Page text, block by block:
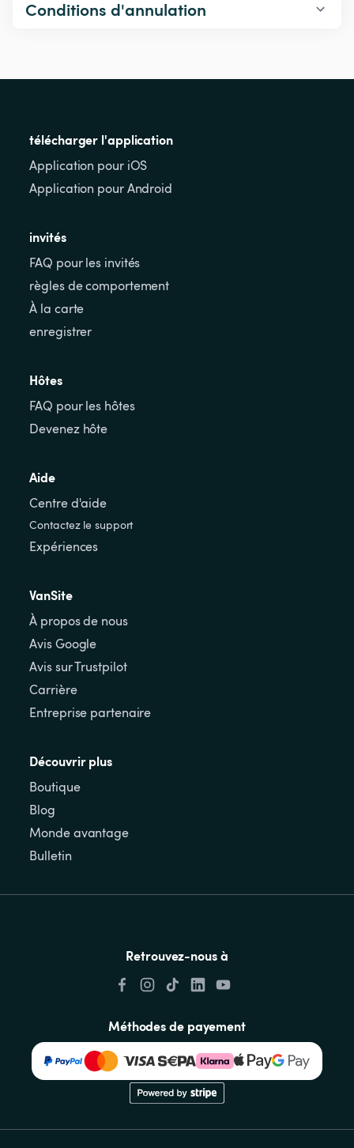
Conditions d'annulation
télécharger l'application
Application pour iOS
Application pour Android
invités
FAQ pour les invités
règles de comportement
À la carte
enregistrer
Hôtes
FAQ pour les hôtes
Devenez hôte
Aide
Centre d'aide
Contactez le support
Expériences
VanSite
À propos de nous
Avis Google
Avis sur Trustpilot
Carrière
Entreprise partenaire
Découvrir plus
Boutique
Blog
Monde avantage
Bulletin
Retrouvez-nous à
Méthodes de payement